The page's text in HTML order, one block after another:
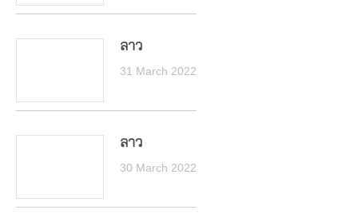
ลาว
31 March 2022
ลาว
30 March 2022